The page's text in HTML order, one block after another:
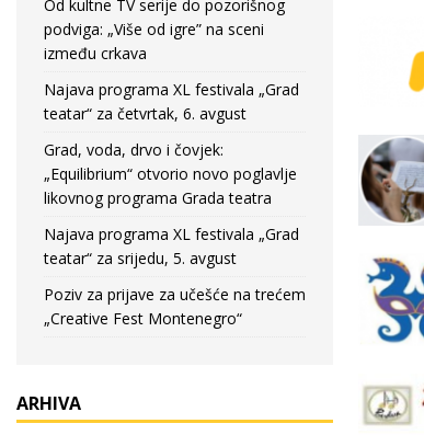
Od kultne TV serije do pozorišnog
podviga: „Više od igre” na sceni
između crkava
Najava programa XL festivala „Grad
teatar“ za četvrtak, 6. avgust
Grad, voda, drvo i čovjek:
„Equilibrium“ otvorio novo poglavlje
likovnog programa Grada teatra
Najava programa XL festivala „Grad
teatar“ za srijedu, 5. avgust
Poziv za prijave za učešće na trećem
„Creative Fest Montenegro“
ARHIVA